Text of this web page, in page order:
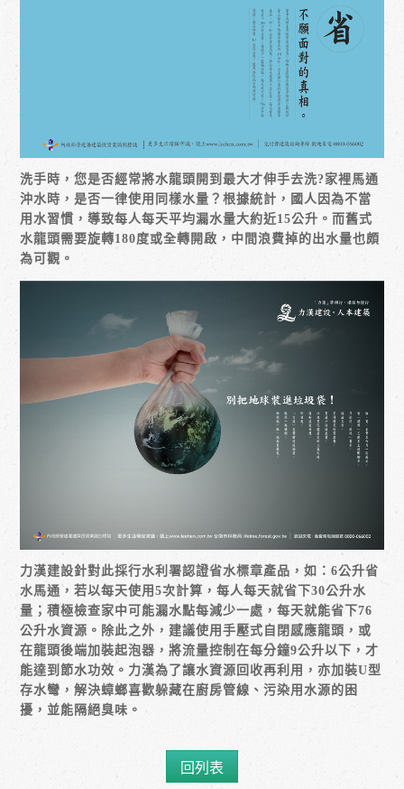
洗手時，您是否經常將水龍頭開到最大才伸手去洗?家裡馬通
沖水時，是否一律使用同樣水量？根據統計，國人因為不當
用水習慣，導致每人每天平均漏水量大約近15公升。而舊式
水龍頭需要旋轉180度或全轉開啟，中間浪費掉的出水量也頗
為可觀。
力漢建設針對此採行水利署認證省水標章產品，如：6公升省
水馬通，若以每天使用5次計算，每人每天就省下30公升水
量；積極檢查家中可能漏水點每減少一處，每天就能省下76
公升水資源。除此之外，建議使用手壓式自閉感應龍頭，或
在龍頭後端加裝起泡器，將流量控制在每分鐘9公升以下，才
能達到節水功效。力漢為了讓水資源回收再利用，亦加裝U型
存水彎，解決蟑螂喜歡躲藏在廚房管線、污染用水源的困
擾，並能隔絕臭味。
回列表